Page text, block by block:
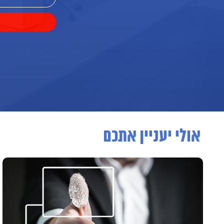
אולי יעניין אתכם